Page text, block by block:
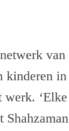
kinderen